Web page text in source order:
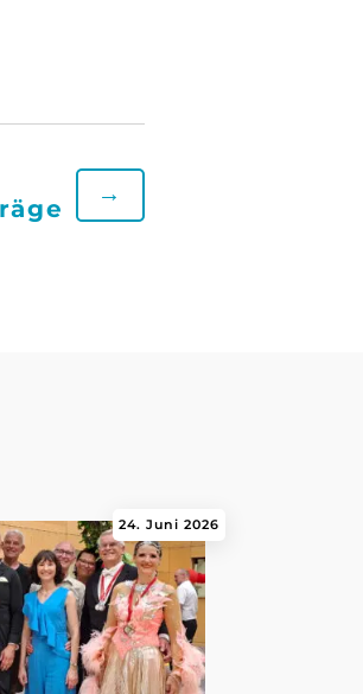
→
24. Juni 2026